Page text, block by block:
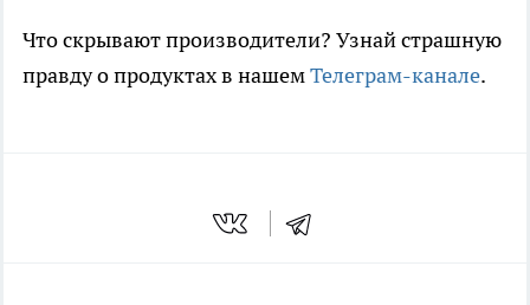
Что скрывают производители? Узнай страшную
правду о продуктах в нашемТелеграм-канале.